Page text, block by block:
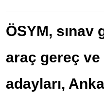
ÖSYM,
araç gereç
adayları,